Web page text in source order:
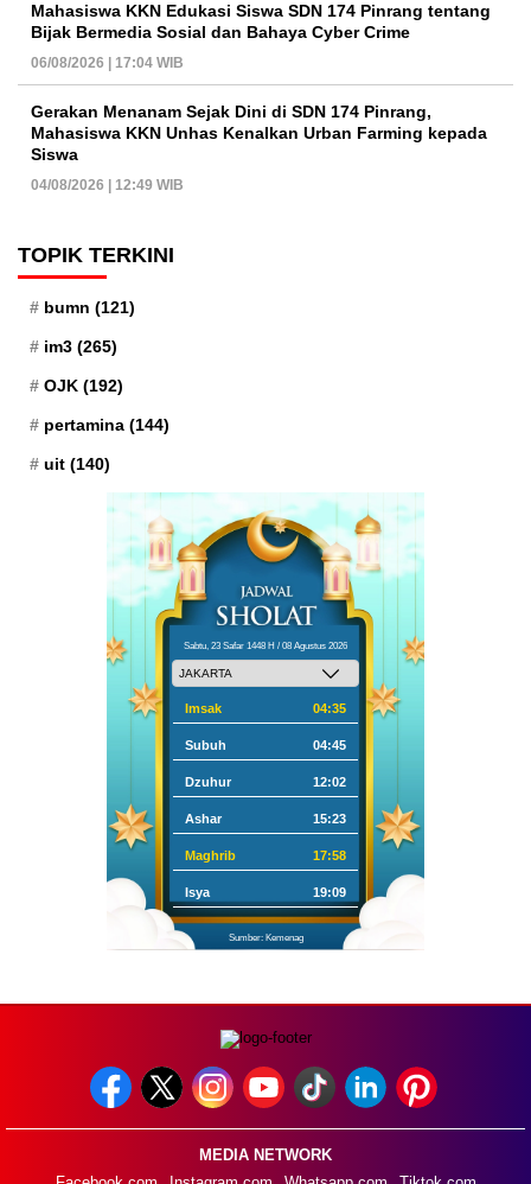
Mahasiswa KKN Edukasi Siswa SDN 174 Pinrang tentang
Bijak Bermedia Sosial dan Bahaya Cyber Crime
06/08/2026 | 17:04 WIB
Gerakan Menanam Sejak Dini di SDN 174 Pinrang,
Mahasiswa KKN Unhas Kenalkan Urban Farming kepada
Siswa
04/08/2026 | 12:49 WIB
TOPIK TERKINI
bumn (121)
im3 (265)
OJK (192)
pertamina (144)
uit (140)
Sabtu, 23 Safar 1448 H / 08 Agustus 2026
Imsak 04:35
Subuh 04:45
Dzuhur 12:02
Ashar 15:23
Maghrib 17:58
Isya 19:09
Sumber: Kemenag
MEDIA NETWORK